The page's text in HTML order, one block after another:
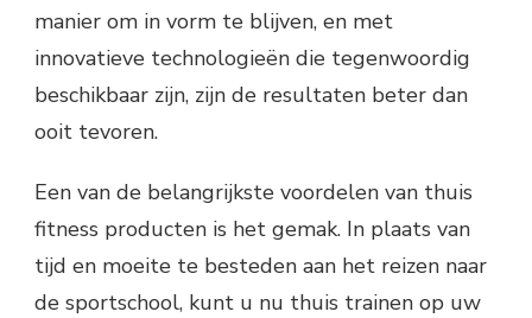
manier om in vorm te blijven, en met
innovatieve technologieën die tegenwoordig
beschikbaar zijn, zijn de resultaten beter dan
ooit tevoren.
Een van de belangrijkste voordelen van thuis
fitness producten is het gemak. In plaats van
tijd en moeite te besteden aan het reizen naar
de sportschool, kunt u nu thuis trainen op uw